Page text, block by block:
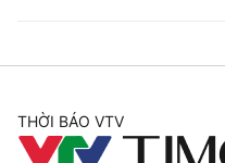
THỜI BÁO VTV